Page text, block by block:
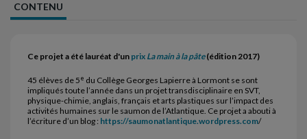
CONTENU
Ce projet a été lauréat d'un prix La main à la pâte(édition 2017)
45 élèves de 5e du Collège Georges Lapierre à Lormont se sont
impliqués toute l’année dans un projet transdisciplinaire en SVT,
physique-chimie, anglais, français et arts plastiques sur l’impact des
activités humaines sur le saumon de l’Atlantique. Ce projet a abouti à
l’écriture d’un blog : https://saumonatlantique.wordpress.com/